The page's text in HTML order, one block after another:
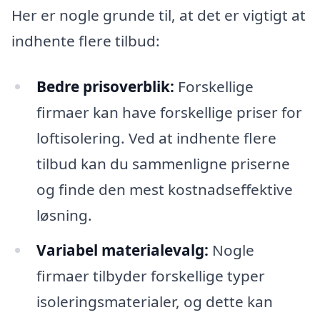
Her er nogle grunde til, at det er vigtigt at
indhente flere tilbud:
Bedre prisoverblik: Forskellige
firmaer kan have forskellige priser for
loftisolering. Ved at indhente flere
tilbud kan du sammenligne priserne
og finde den mest kostnadseffektive
løsning.
Variabel materialevalg: Nogle
firmaer tilbyder forskellige typer
isoleringsmaterialer, og dette kan